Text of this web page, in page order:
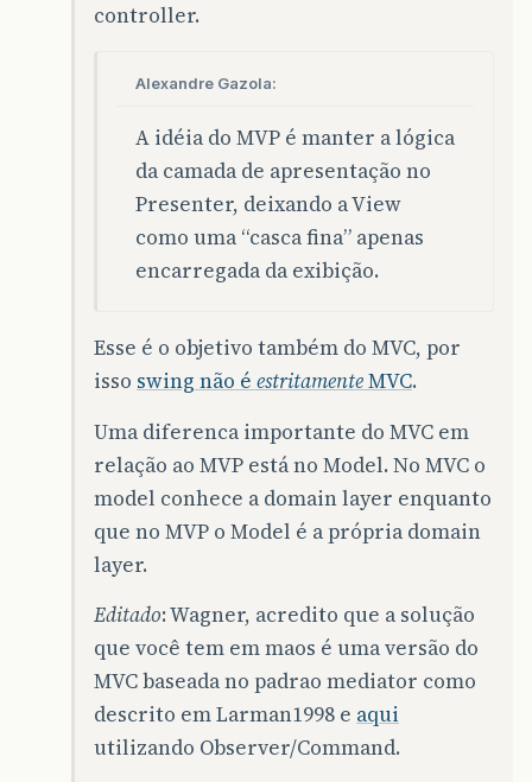
controller.
Alexandre Gazola:
A idéia do MVP é manter a lógica
da camada de apresentação no
Presenter, deixando a View
como uma “casca fina” apenas
encarregada da exibição.
Esse é o objetivo também do MVC, por
isso swing não é estritamenteMVC.
Uma diferenca importante do MVC em
relação ao MVP está no Model. No MVC o
model conhece a domain layer enquanto
que no MVP o Model é a própria domain
layer.
Editado: Wagner, acredito que a solução
que você tem em maos é uma versão do
MVC baseada no padrao mediator como
descrito em Larman1998 e aqui
utilizando Observer/Command.